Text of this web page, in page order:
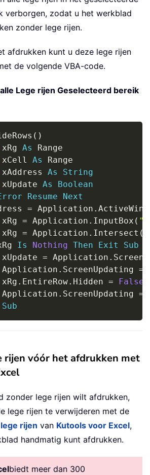
verborgen, zodat u het werkblad
zonder lege rijen.
afdrukken kunt u deze lege rijen
de volgende VBA-code.
Lege rijen Geselecteerd bereik
( )
xRg As Range
xCell As Range
xAddress As
String
xUpdate As
Boolean
Resume
Next
= Application .
xRg = Application . InputBox (
xRg = Application . Intersect (
Is Nothing Then Exit
Sub
		xUpdate
= Application .
		Application
. ScreenUpdating =
		xRg
. EntireRow. Hidden =
False
		Application
. ScreenUpdating =
Sub
rijen vóór het afdrukken met
zonder lege rijen wilt afdrukken,
lege rijen te verwijderen met de
rijen van Kutools voor Excel,
handmatig kunt afdrukken.
biedt meer dan 300